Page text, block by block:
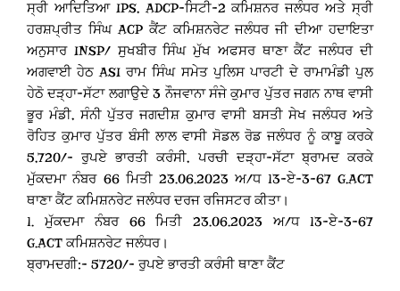
ਸ੍ਰੀ ਆਦਿਤਿਆ IPS, ADCP-ਸਿਟੀ-2 ਕਮਿਸ਼ਨਰ ਜਲੰਧਰ ਅਤੇ ਸ੍ਰੀ
ਹਰਸ਼ਪ੍ਰੀਤ ਸਿੰਘ ACP ਕੈਂਟ ਕਮਿਸ਼ਨਰੇਟ ਜਲੰਧਰ ਜੀ ਦੀਆ ਹਦਾਇਤਾ
ਅਨੁਸਾਰ INSP/ ਸੁਖਬੀਰ ਸਿੰਘ ਮੁੱਖ ਅਫਸਰ ਥਾਣਾ ਕੈਂਟ ਜਲੰਧਰ ਦੀ
ਅਗਵਾਈ ਹੇਠ ASI ਰਾਮ ਸਿੰਘ ਸਮੇਤ ਪੁਲਿਸ ਪਾਰਟੀ ਦੇ ਰਾਮਾਮੰਡੀ ਪੁਲ
ਹੇਠੋ ਦੜ੍ਹਾ-ਸੱਟਾ ਲਗਾਉਦੇ 3 ਨੌਜਵਾਨਾ ਸੰਜੇ ਕੁਮਾਰ ਪੁੱਤਰ ਜਗਨ ਨਾਥ ਵਾਸੀ
ਭੂਰ ਮੰਡੀ, ਸੰਨੀ ਪੁੱਤਰ ਜਗਦੀਸ਼ ਕੁਮਾਰ ਵਾਸੀ ਬਸਤੀ ਸੇਖ ਜਲੰਧਰ ਅਤੇ
ਰੋਹਿਤ ਕੁਮਾਰ ਪੁੱਤਰ ਬੰਸੀ ਲਾਲ ਵਾਸੀ ਸੋਡਲ ਰੋਡ ਜਲੰਧਰ ਨੂੰ ਕਾਬੂ ਕਰਕੇ
5,720/- ਰੁਪਏ ਭਾਰਤੀ ਕਰੰਸੀ, ਪਰਚੀ ਦੜ੍ਹਾ-ਸੱਟਾ ਬ੍ਰਾਮਦ ਕਰਕੇ
ਮੁੱਕਦਮਾ ਨੰਬਰ 66 ਮਿਤੀ 23.06.2023 ਅ/ਧ 13-ਏ-3-67 G.ACT
ਥਾਣਾ ਕੈਂਟ ਕਮਿਸ਼ਨਰੇਟ ਜਲੰਧਰ ਦਰਜ ਰਜਿਸਟਰ ਕੀਤਾ।
1. ਮੁੱਕਦਮਾ ਨੰਬਰ 66 ਮਿਤੀ 23.06.2023 ਅ/ਧ 13-ਏ-3-67
G.ACT ਕਮਿਸ਼ਨਰੇਟ ਜਲੰਧਰ।
ਬ੍ਰਾਮਦਗੀ:- 5720/- ਰੁਪਏ ਭਾਰਤੀ ਕਰੰਸੀ ਥਾਣਾ ਕੈਂਟ